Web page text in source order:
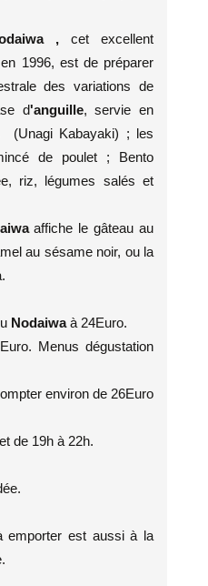
, cet excellent
1996, est de préparer
des variations de
d'anguille, servie en
(Unagi Kabayaki) ; les
de poulet ; Bento
riz, légumes salés et
affiche le gâteau au
au sésame noir, ou la
Nodaiwaà 24Euro.
Menus dégustation
environ de 26Euro
de 19h à 22h.
emporter est aussi à la